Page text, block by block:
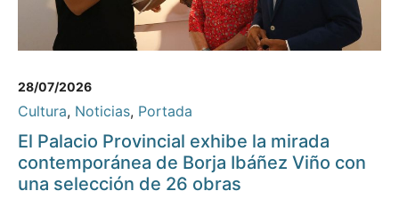
28/07/2026
Cultura, Noticias, Portada
El Palacio Provincial exhibe la mirada
contemporánea de Borja Ibáñez Viño con
una selección de 26 obras